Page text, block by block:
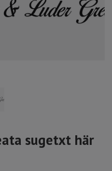
sugetxt här